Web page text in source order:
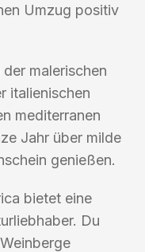
Umzug positiv
malerischen
italienischen
mediterranen
Jahr über milde
genießen.
bietet eine
Du